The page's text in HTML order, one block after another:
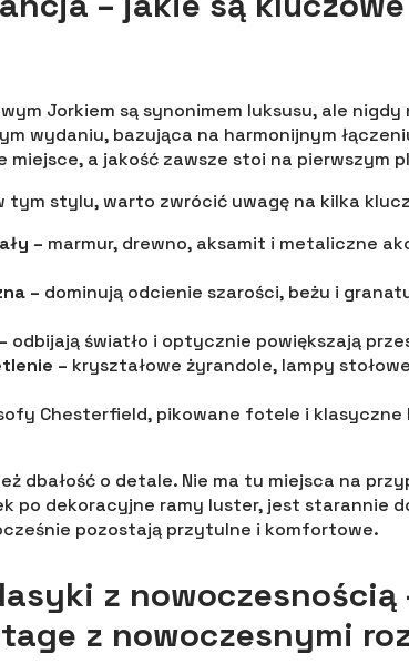
Jorkiem są synonimem luksusu, ale
wydaniu, bazująca na harmonijnym
miejsce, a jakość zawsze stoi na pierwszym
tym stylu, warto zwrócić uwagę na kilka
– marmur, drewno, aksamit i metaliczne
– dominują odcienie szarości, beżu i
odbijają światło i optycznie powiększają
– kryształowe żyrandole, lampy
Chesterfield, pikowane fotele i klasyczne
dbałość o detale. Nie ma tu miejsca na
po dekoracyjne ramy luster, jest starannie
pozostają przytulne i komfortowe.
z nowoczesnością
z nowoczesnymi